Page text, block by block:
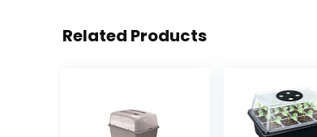
Related Products